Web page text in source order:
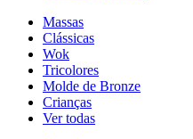
Massas
Clássicas
Wok
Tricolores
Molde de Bronze
Crianças
Ver todas